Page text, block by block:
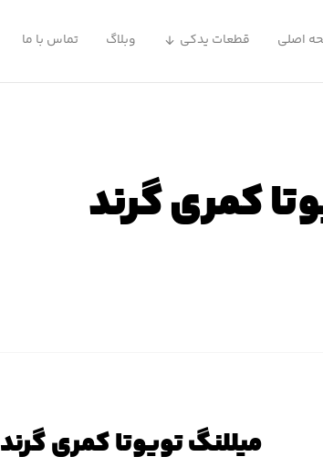
اصلی قطعات یدکی وبلاگ تماس با ما
کمری گرند
میللنگ تویوتا کمری گرند